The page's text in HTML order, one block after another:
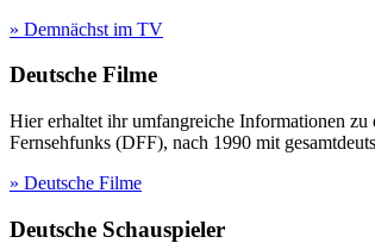
» Demnächst im TV
Deutsche Filme
Hier erhaltet ihr umfangreiche Informationen
Fernsehfunks (DFF), nach 1990 mit
» Deutsche Filme
Deutsche Schauspieler